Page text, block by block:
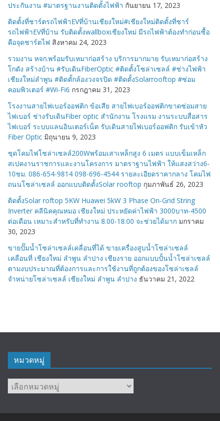
ประกันงาน #มาตรฐานงานติดตั้งไฟฟ้า กันยายน 17, 2023
ติดตั้งที่ชาร์ตรถไฟฟ้าEVที่บ้านเชียงใหม่#เชียงใหม่ติดตั้งที่ชาร์
รถไฟฟ้าEVที่บ้าน รับติดตั้งwallboxเชียงใหม่ มีรถไฟฟ้าต้องทำก่อนซื้อ
คือจุดชาร์ตไฟ สิงหาคม 24, 2023
รวมงาน หจก.พร้อมรับเหมาก่อสร้าง บริการมากมาย รับเหมาก่อสร้าง
โกดัง สร้างบ้าน #รับเดินFiberOptic #ติดตั้งโซล่าเซลล์ #ช่างไฟฟ้า
เชียงใหม่ลำพูน #ติดตั้กล้องวงจรปิด #ติดตั้งSolarrooftop #ซ่อม
คอมพิวเตอร์ #Wi-Fi6 กรกฎาคม 31, 2023
โรงงานสายไฟเบอร์ออฟติก ข้อเสีย สายไฟเบอร์ออฟติกขาดซ่อมสาย
ไฟเบอร์ ช่างรับเดินFiber optic สำนักงาน โรงแรม งานระบบสื่อสาร
ไฟเบอร์ ระบบแลนอินเตอร์เน็ต รับเดินสายไฟเบอร์ออฟติก รับเข้าหัว
Fiber Optic มิถุนายน 9, 2023
ชุดโคมไฟโซล่าเซลล์200Wพร้อมเสาเหล็กสูง 6 เมตร แบบเข็มเหล็ก
สเปคงานราชการและงานโครงการ มาตราฐานไฟฟ้า ให้แสงสว่าง6-
10ชม. 086-654-9814 098-696-4544 รายละเอียดราคากลาง โคมไฟ
ถนนโซล่าเซลล์ ออกแบบติดตั้งSolar rooftop กุมภาพันธ์ 26, 2023
ติดตั้งSolar roftop 5KW Huawei 5kW 3 Phase On-Grid String
Inverter คลีนิคคุณหมอ เชียงใหม่ ประหยัดค่าไฟฟ้า 3000บาท-4500
ต่อเดือน เหมาะสำหรับที่ทำงาน 8.00-18.00 จะช่วยได้มาก มกราคม
30, 2023
ขายปั๊มน้ำโซล่าเซลล์เคลื่อนที่ได้ ขายเครื่องสูบน้ำโซล่าเซลล์
เคลื่อนที่ เชียงใหม่ ลำพูน ลำปาง เชียงราย ออกแบบปั้นน้ำโซล่าเซลล์
ตามงบประมาณที่ต้องการและการใช้งานที่ถูกต้องของโซล่าเซลล์
จำหน่ายโซล่าเซลล์ เชียงใหม่ ลำพูน ลำปาง ธันวาคม 21, 2022
หมวดหมู่
หมวด
หมู่